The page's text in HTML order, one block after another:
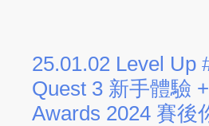
25.01.02 Level Up
Quest 3 新手體驗
Awards 2024 賽後